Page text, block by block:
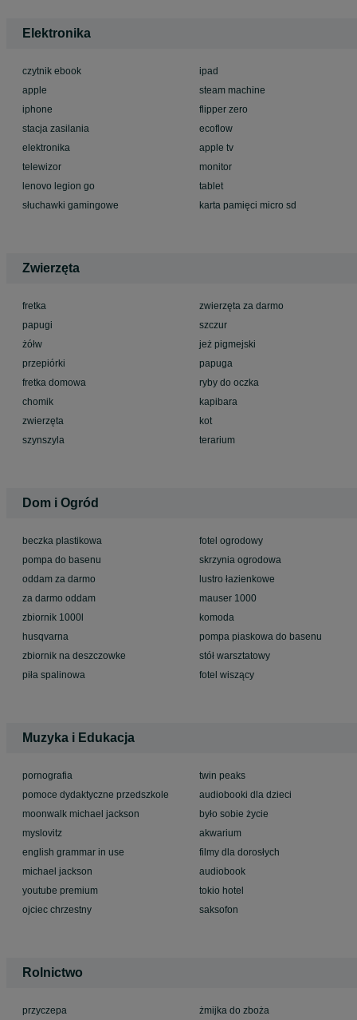
Elektronika
czytnik ebook
apple
iphone
stacja zasilania
elektronika
telewizor
lenovo legion go
słuchawki gamingowe
ipad
steam machine
flipper zero
ecoflow
apple tv
monitor
tablet
karta pamięci micro sd
Zwierzęta
fretka
papugi
żółw
przepiórki
fretka domowa
chomik
zwierzęta
szynszyla
zwierzęta za darmo
szczur
jeż pigmejski
papuga
ryby do oczka
kapibara
kot
terarium
Dom i Ogród
beczka plastikowa
pompa do basenu
oddam za darmo
za darmo oddam
zbiornik 1000l
husqvarna
zbiornik na deszczowke
piła spalinowa
fotel ogrodowy
skrzynia ogrodowa
lustro łazienkowe
mauser 1000
komoda
pompa piaskowa do basenu
stół warsztatowy
fotel wiszący
Muzyka i Edukacja
pornografia
pomoce dydaktyczne przedszkole
moonwalk michael jackson
myslovitz
english grammar in use
michael jackson
youtube premium
ojciec chrzestny
twin peaks
audiobooki dla dzieci
było sobie życie
akwarium
filmy dla dorosłych
audiobook
tokio hotel
saksofon
Rolnictwo
przyczepa żmijka do zboża